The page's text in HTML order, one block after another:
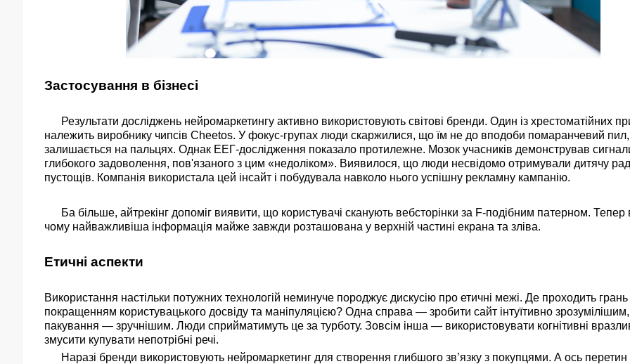
Застосування в бізнесі
Результати досліджень нейромаркетингу активно використовують світові бренди. Один із хрестоматійних
належить виробнику чипсів Cheetos. У фокус-групах люди скаржилися, що їм не до вподоби помаранчевий
залишається на пальцях. Однак ЕЕГ-дослідження показало протилежне. Мозок учасників демонстрував
глибокого задоволення, пов'язаного з цим «недоліком». Виявилося, що люди несвідомо отримували дитячу
пустощів. Компанія використала цей інсайт і побудувала навколо нього успішну рекламну кампанію.
Ба більше, айтрекінг допоміг виявити, що користувачі сканують вебсторінки за F-подібним патерном. Тепер
чому найважливіша інформація майже завжди розташована у верхній частині екрана та зліва.
Етичні аспекти
Використання настільки потужних технологій неминуче породжує дискусію про етичні межі. Де проходить
покращенням користувацького досвіду та маніпуляцією? Одна справа — зробити сайт інтуїтивно
пакування — зручнішим. Люди сприйматимуть це за турботу. Зовсім інша — використовувати когнітивні
змусити купувати непотрібні речі.
Наразі бренди використовують нейромаркетинг для створення глибшого зв’язку з покупцями. А ось перетин